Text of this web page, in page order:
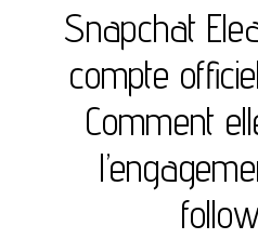
Snapchat
compte
Comment